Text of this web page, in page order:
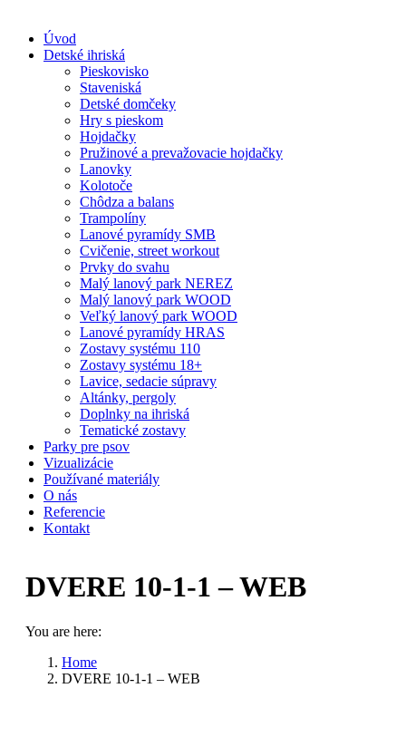
content
Úvod
Detské ihriská
Pieskovisko
Staveniská
Detské domčeky
Hry s pieskom
Hojdačky
Pružinové a prevažovacie hojdačky
Lanovky
Kolotoče
Chôdza a balans
Trampolíny
Lanové pyramídy SMB
Cvičenie, street workout
Prvky do svahu
Malý lanový park NEREZ
Malý lanový park WOOD
Veľký lanový park WOOD
Lanové pyramídy HRAS
Zostavy systému 110
Zostavy systému 18+
Lavice, sedacie súpravy
Altánky, pergoly
Doplnky na ihriská
Tematické zostavy
Parky pre psov
Vizualizácie
Používané materiály
O nás
Referencie
Kontakt
DVERE 10-1-1 – WEB
You are here:
Home
DVERE 10-1-1 – WEB